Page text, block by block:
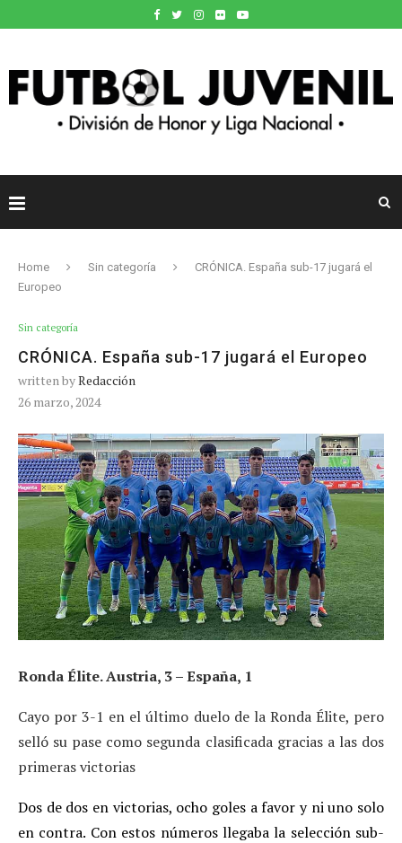
Home Sin categoría
CRÓNICA. España sub-17 jugará el
Europeo
Sin categoría
CRÓNICA. España sub-17 jugará el Europeo
written byRedacción
26 marzo, 2024
Ronda Élite. Austria, 3 – España, 1
Cayo por 3-1 en el último duelo de la Ronda Élite, pero
selló su pase como segunda clasificada gracias a las dos
primeras victorias
Dos de dos en victorias, ocho goles a favor y ni uno solo
en contra. Con estos números llegaba la selección sub-